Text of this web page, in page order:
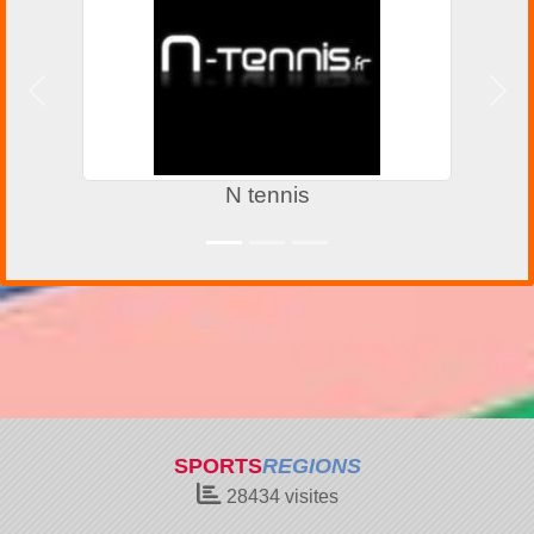
N tennis
SPORTSREGIONS
28434visites